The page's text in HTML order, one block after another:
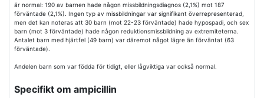
är normal: 190 av barnen hade någon missbildningsdiagnos (2,1%) mot 187
förväntade (2,1%). Ingen typ av missbildningar var signifikant överrepresenterad,
men det kan noteras att 30 barn (mot 22-23 förväntade) hade hypospadi, och sex
barn (mot 3 förväntade) hade någon reduktionsmissbildning av extremiteterna.
Antalet barn med hjärtfel (49 barn) var däremot något lägre än förväntat (63
förväntade).
Andelen barn som var födda för tidigt, eller lågviktiga var också normal.
Specifikt om ampicillin